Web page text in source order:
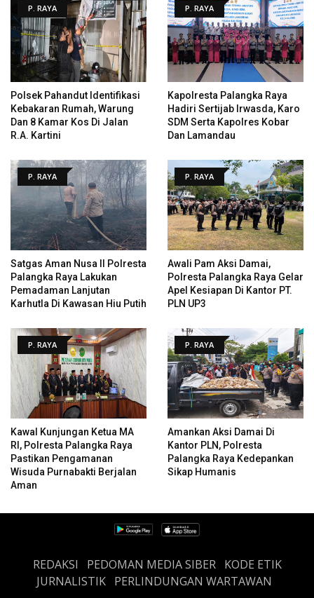
P. RAYA
Polsek Pahandut Identifikasi
Kebakaran Rumah, Warung
Dan 8 Kamar Kos Di Jalan
R.A. Kartini
P. RAYA
Kapolresta Palangka Raya
Hadiri Sertijab Irwasda, Karo
SDM Serta Kapolres Kobar
Dan Lamandau
P. RAYA
Satgas Aman Nusa II Polresta
Palangka Raya Lakukan
Pemadaman Lanjutan
Karhutla Di Kawasan Hiu Putih
P. RAYA
Awali Pam Aksi Damai,
Polresta Palangka Raya Gelar
Apel Kesiapan Di Kantor PT.
PLN UP3
P. RAYA
Kawal Kunjungan Ketua MA
RI, Polresta Palangka Raya
Pastikan Pengamanan
Wisuda Purnabakti Berjalan
Aman
P. RAYA
Amankan Aksi Damai Di
Kantor PLN, Polresta
Palangka Raya Kedepankan
Sikap Humanis
REDAKSI PEDOMAN MEDIA SIBER
KODE ETIK
JURNALISTIK PERLINDUNGAN WARTAWAN